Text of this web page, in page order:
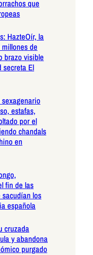
que
HazteOír, la
de
brazo visible
secreta El
sexagenario
estafas,
por el
chandals
en
fin de las
los
española
cruzada
y abandona
purgado